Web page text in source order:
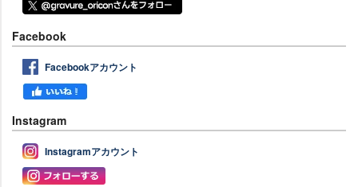
Facebook
Facebookアカウント
Instagram
Instagramアカウント